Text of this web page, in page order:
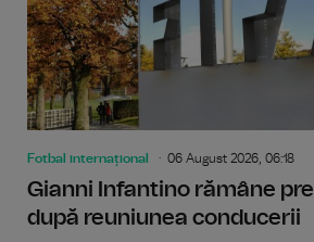
Fotbal internațional 06 August 2026, 06:18
Gianni Infantino rămâne
după reuniunea conducerii